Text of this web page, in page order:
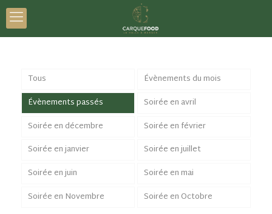
Tous
Évènements du mois
Évènements passés
Soirée en avril
Soirée en décembre
Soirée en février
Soirée en janvier
Soirée en juillet
Soirée en juin
Soirée en mai
Soirée en Novembre
Soirée en Octobre